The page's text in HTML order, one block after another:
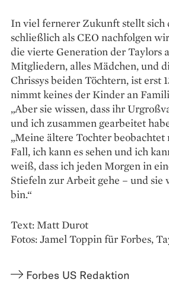
In viel fernerer Zukunft stellt sich
schließlich als CEO nachfolgen
die vierte Generation der ­Taylors
Mitgliedern, alles Mädchen, und
Chrissys beiden Töchtern, ist erst
nimmt keines der Kinder an
„Aber sie wissen, dass ihr
und ich zusammen gearbeitet
„Meine ältere Tochter beobachtet
Fall, ich kann es sehen und ich
weiß, dass ich jeden Morgen in
Stiefeln zur ­Arbeit gehe – und sie
bin.“
Text: Matt Durot
Fotos: Jamel Toppin für Forbes,
Forbes US Redaktion